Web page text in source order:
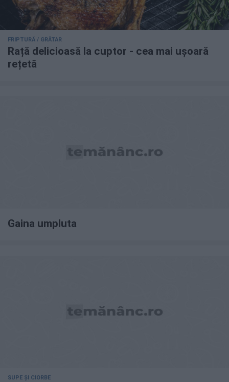
FRIPTURĂ / GRĂTAR
Rață delicioasă la cuptor - cea mai ușoară
rețetă
Gaina umpluta
SUPE ȘI CIORBE